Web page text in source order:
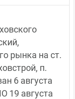
рынка на ст.
п.
6 августа
19 августа